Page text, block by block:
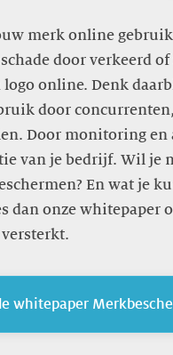
merk online
door verkeerd
logo online. Denk
door
Door monitoring en
van je bedrijf. Wil je
En wat je
dan onze whitepaper
whitepaper